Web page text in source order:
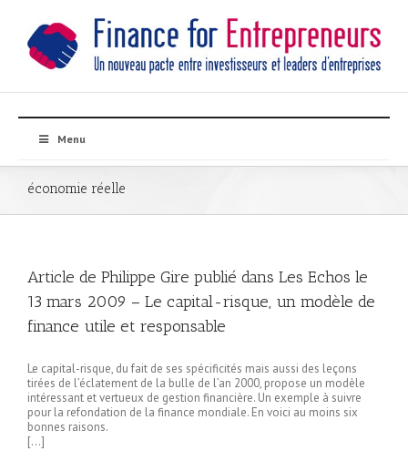
Menu
économie réelle
Article de Philippe Gire publié dans Les Echos le
13 mars 2009 – Le capital-risque, un modèle de
finance utile et responsable
Le capital-risque, du fait de ses spécificités mais aussi des leçons
tirées de l’éclatement de la bulle de l’an 2000, propose un modèle
intéressant et vertueux de gestion financière. Un exemple à suivre
pour la refondation de la finance mondiale. En voici au moins six
bonnes raisons.
[…]